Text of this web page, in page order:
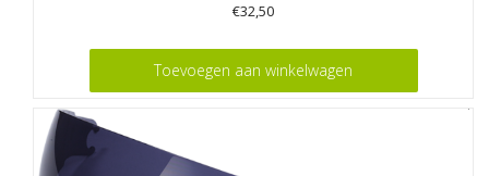
€32,50
Toevoegen aan winkelwagen